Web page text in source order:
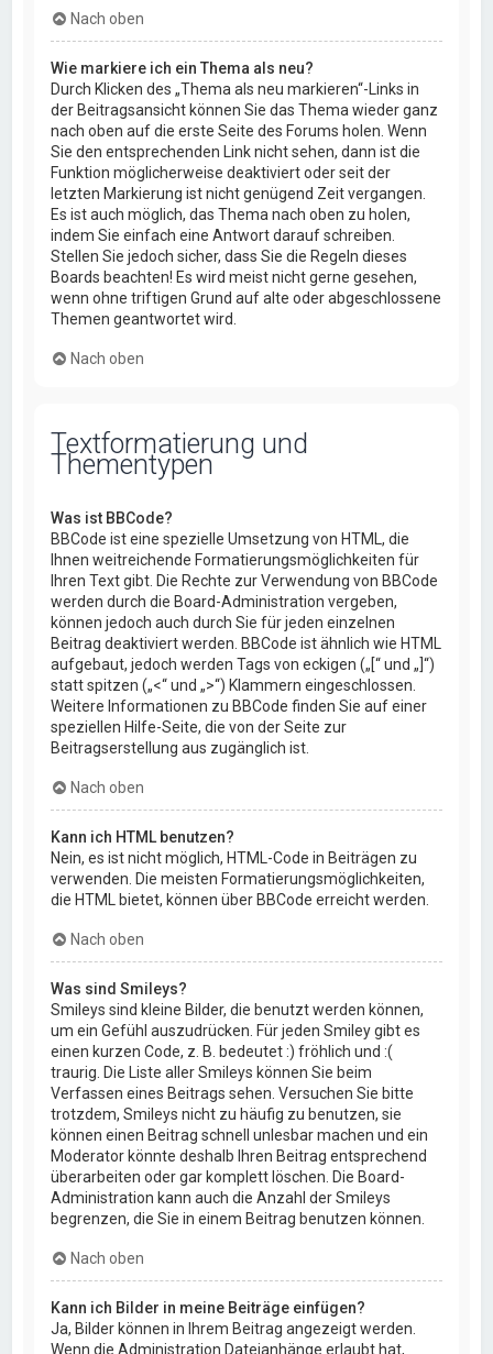
Nach oben
Wie markiere ich ein Thema als neu?
Durch Klicken des „Thema als neu markieren“-Links in
der Beitragsansicht können Sie das Thema wieder ganz
nach oben auf die erste Seite des Forums holen. Wenn
Sie den entsprechenden Link nicht sehen, dann ist die
Funktion möglicherweise deaktiviert oder seit der
letzten Markierung ist nicht genügend Zeit vergangen.
Es ist auch möglich, das Thema nach oben zu holen,
indem Sie einfach eine Antwort darauf schreiben.
Stellen Sie jedoch sicher, dass Sie die Regeln dieses
Boards beachten! Es wird meist nicht gerne gesehen,
wenn ohne triftigen Grund auf alte oder abgeschlossene
Themen geantwortet wird.
Nach oben
Textformatierung und
Thementypen
Was ist BBCode?
BBCode ist eine spezielle Umsetzung von HTML, die
Ihnen weitreichende Formatierungsmöglichkeiten für
Ihren Text gibt. Die Rechte zur Verwendung von BBCode
werden durch die Board-Administration vergeben,
können jedoch auch durch Sie für jeden einzelnen
Beitrag deaktiviert werden. BBCode ist ähnlich wie HTML
aufgebaut, jedoch werden Tags von eckigen („[“ und „]“)
statt spitzen („<“ und „>“) Klammern eingeschlossen.
Weitere Informationen zu BBCode finden Sie auf einer
speziellen Hilfe-Seite, die von der Seite zur
Beitragserstellung aus zugänglich ist.
Nach oben
Kann ich HTML benutzen?
Nein, es ist nicht möglich, HTML-Code in Beiträgen zu
verwenden. Die meisten Formatierungsmöglichkeiten,
die HTML bietet, können über BBCode erreicht werden.
Nach oben
Was sind Smileys?
Smileys sind kleine Bilder, die benutzt werden können,
um ein Gefühl auszudrücken. Für jeden Smiley gibt es
einen kurzen Code, z. B. bedeutet :) fröhlich und :(
traurig. Die Liste aller Smileys können Sie beim
Verfassen eines Beitrags sehen. Versuchen Sie bitte
trotzdem, Smileys nicht zu häufig zu benutzen, sie
können einen Beitrag schnell unlesbar machen und ein
Moderator könnte deshalb Ihren Beitrag entsprechend
überarbeiten oder gar komplett löschen. Die Board-
Administration kann auch die Anzahl der Smileys
begrenzen, die Sie in einem Beitrag benutzen können.
Nach oben
Kann ich Bilder in meine Beiträge einfügen?
Ja, Bilder können in Ihrem Beitrag angezeigt werden.
Wenn die Administration Dateianhänge erlaubt hat,